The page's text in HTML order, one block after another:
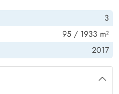
und eine Ladestation für E-
Schlafzimmer. Zwei
und das dritte
dem zwei weitere Personen
3
95 / 1933 m²
2017